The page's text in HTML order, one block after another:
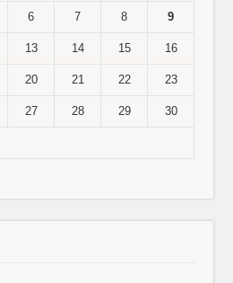
6 7 8 9
13 14 15 16
20 21 22 23
27 28 29 30